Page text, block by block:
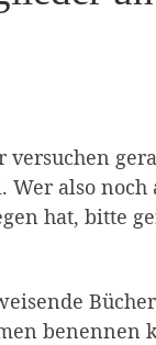
versuchen
also noch
hat, bitte
benennen